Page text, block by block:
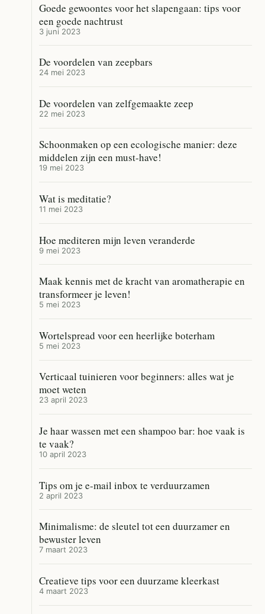
Goede gewoontes voor het slapengaan: tips voor
een goede nachtrust
3 juni 2023
De voordelen van zeepbars
24 mei 2023
De voordelen van zelfgemaakte zeep
22 mei 2023
Schoonmaken op een ecologische manier: deze
middelen zijn een must-have!
19 mei 2023
Wat is meditatie?
11 mei 2023
Hoe mediteren mijn leven veranderde
9 mei 2023
Maak kennis met de kracht van aromatherapie en
transformeer je leven!
5 mei 2023
Wortelspread voor een heerlijke boterham
5 mei 2023
Verticaal tuinieren voor beginners: alles wat je
moet weten
23 april 2023
Je haar wassen met een shampoo bar: hoe vaak is
te vaak?
10 april 2023
Tips om je e-mail inbox te verduurzamen
2 april 2023
Minimalisme: de sleutel tot een duurzamer en
bewuster leven
7 maart 2023
Creatieve tips voor een duurzame kleerkast
4 maart 2023